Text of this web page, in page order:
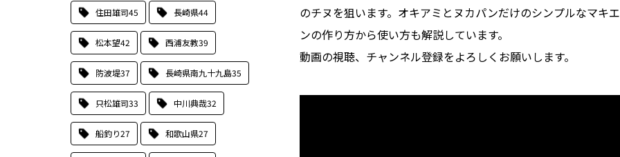
住田雄司45 長崎県44
松本望42 西浦友教39
防波堤37 長崎県南九十九島35
只松雄司33 中川典哉32
船釣り27 和歌山県27
のチヌを狙います。オキアミとヌカパンだけのシンプルなマキ
ンの作り方から使い方も解説しています。
動画の視聴、チャンネル登録をよろしくお願いします。